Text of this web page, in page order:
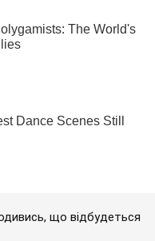
що відбудеться